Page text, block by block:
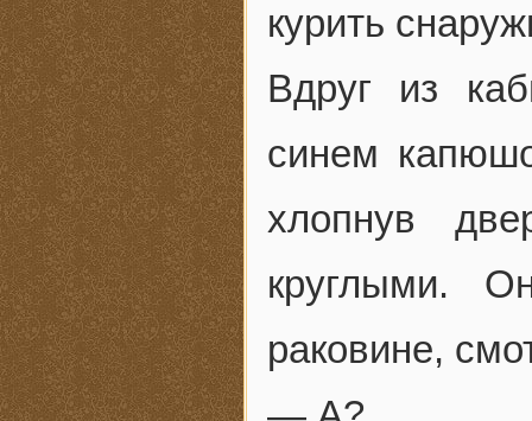
курить
Вдруг из
синем
хлопнув
круглыми.
раковине,